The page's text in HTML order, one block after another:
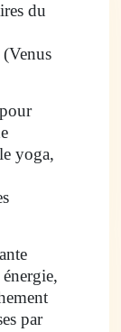
du
yoga,
par